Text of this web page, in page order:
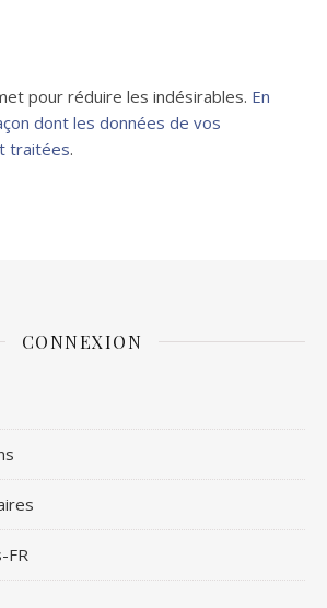
pour réduire les indésirables. En
dont les données de vos
traitées.
CONNEXION
FR